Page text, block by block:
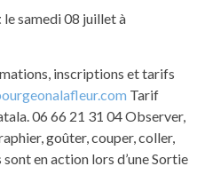
le samedi 08 juillet à
inscriptions et tarifs
Tarif
06 66 21 31 04 Observer,
goûter, couper, coller,
en action lors d’une Sortie